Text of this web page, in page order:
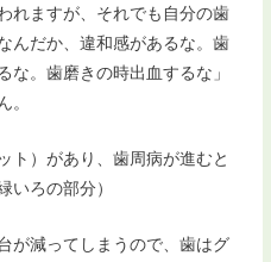
れますが、それでも自分の歯
んだか、違和感があるな。歯
な。歯磨きの時出血するな」
。
ト）があり、歯周病が進むと
いろの部分）
が減ってしまうので、歯はグ